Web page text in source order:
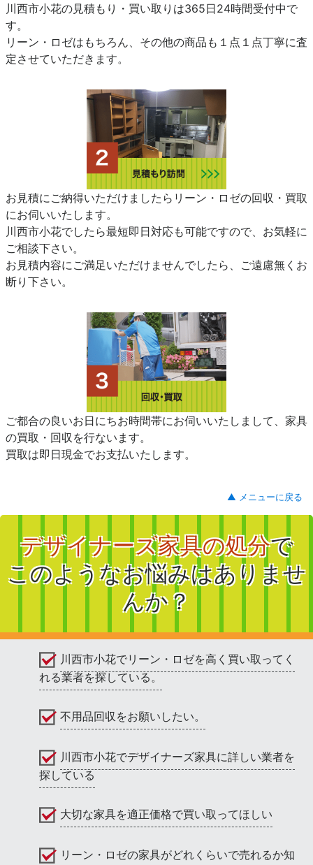
川西市小花の見積もり・買い取りは365日24時間受付中で
す。
リーン・ロゼはもちろん、その他の商品も１点１点丁寧に査
定させていただきます。
お見積にご納得いただけましたらリーン・ロゼの回収・買取
にお伺いいたします。
川西市小花でしたら最短即日対応も可能ですので、お気軽に
ご相談下さい。
お見積内容にご満足いただけませんでしたら、ご遠慮無くお
断り下さい。
ご都合の良いお日にちお時間帯にお伺いいたしまして、家具
の買取・回収を行ないます。
買取は即日現金でお支払いたします。
▲ メニューに戻る
デザイナーズ家具の処分で
このようなお悩みはありませ
んか？
川西市小花でリーン・ロゼを高く買い取ってく
れる業者を探している。
不用品回収をお願いしたい。
川西市小花でデザイナーズ家具に詳しい業者を
探している
大切な家具を適正価格で買い取ってほしい
リーン・ロゼの家具がどれくらいで売れるか知